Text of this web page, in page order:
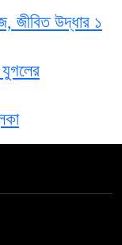
জীবিত উদ্ধার ১
যুগলের